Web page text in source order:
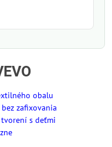
obalu
zafixovania
s deťmi